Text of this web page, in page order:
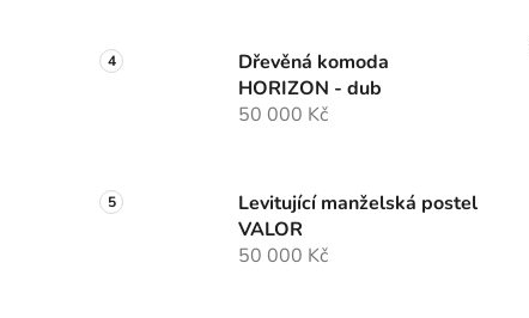
Dřevěná komoda
HORIZON - dub
50 000 Kč
Levitující manželská postel
VALOR
50 000 Kč